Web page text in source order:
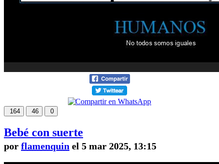
164 46 0
Bebé con suerte
por flamenquin el 5 mar 2025, 13:15